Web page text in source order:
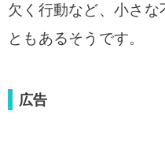
欠く行動など、 小さな
ともあるそうです。
広告